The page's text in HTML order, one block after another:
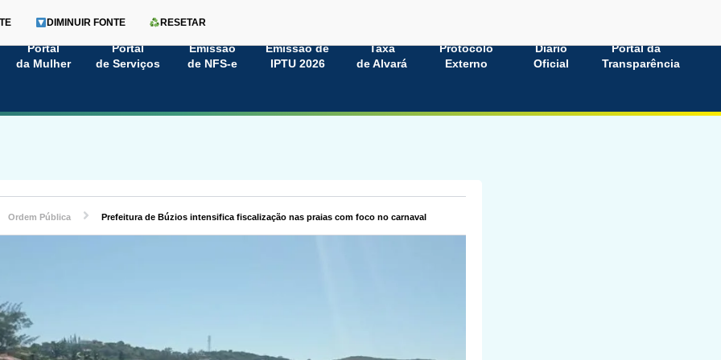
Portal
da Mulher
Portal
de Serviços
Emissão
de NFS-e
Emissão de
IPTU 2026
Taxa
de Alvará
Protocolo
Externo
Diário
Oficial
Portal da
Transparência
DIMINUIR FONTE RESETAR
Ordem Pública Prefeitura de Búzios intensifica fiscalização nas praias com foco no carnaval